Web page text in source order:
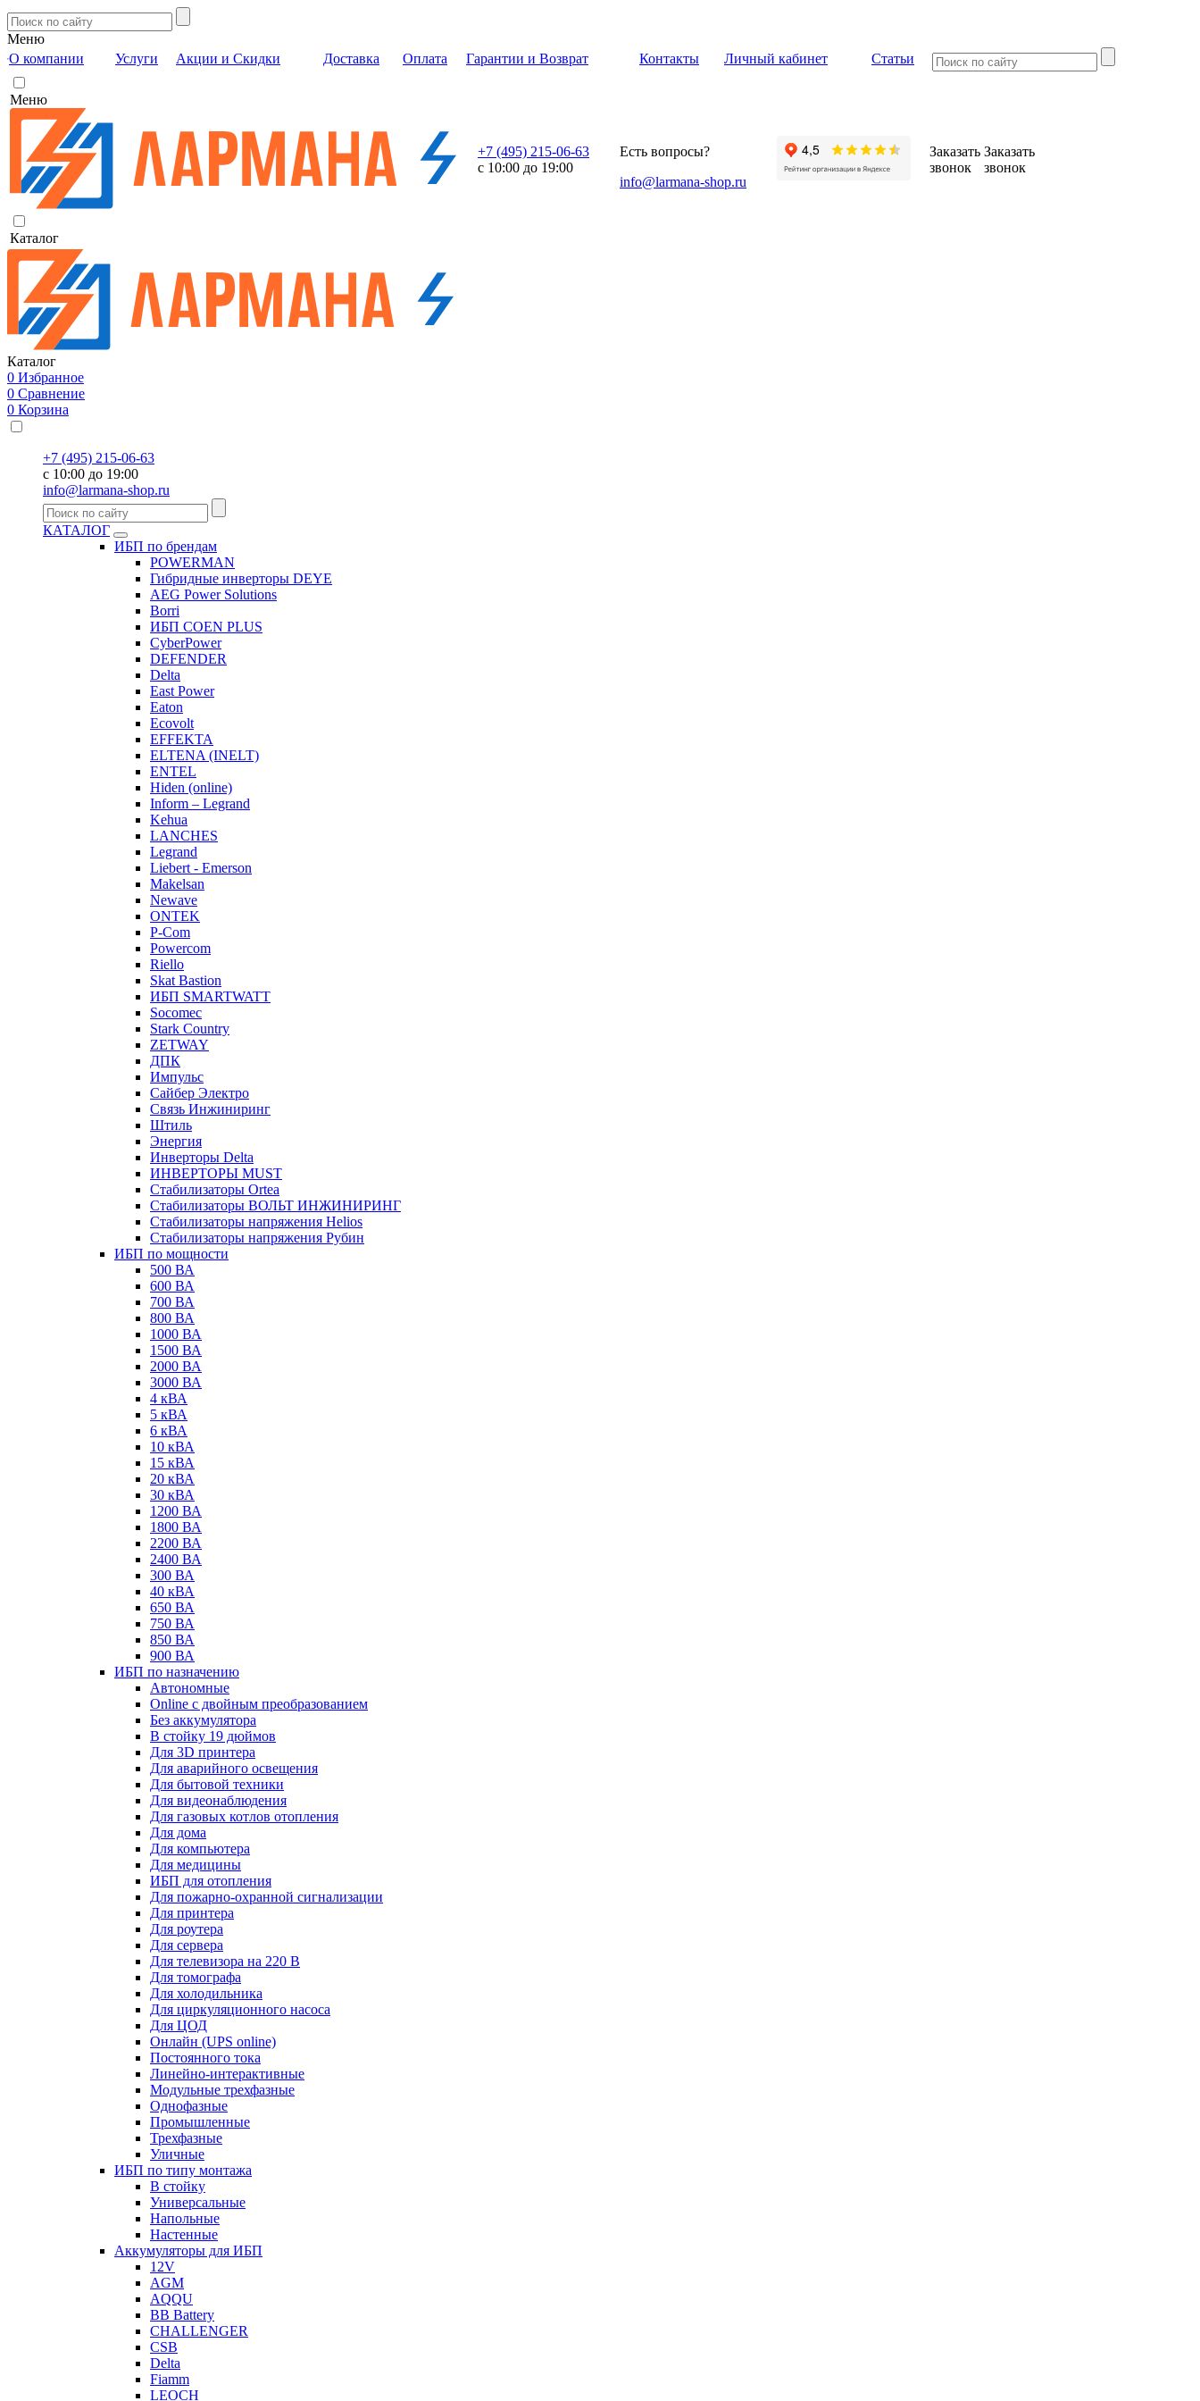
Меню
О компании
Услуги Акции и Скидки Доставка Оплата Гарантии и Возврат Контакты Личный кабинет Статьи
Меню
Каталог
+7 (495) 215-06-63
с 10:00 до 19:00
Есть вопросы?
info@larmana-shop.ru
Заказать
звонок
Заказать
звонок
Каталог
0 Избранное
0 Сравнение
0 Корзина
+7 (495) 215-06-63
с 10:00 до 19:00
info@larmana-shop.ru
КАТАЛОГ
ИБП по брендам
POWERMAN
Гибридные инверторы DEYE
AEG Power Solutions
Borri
ИБП COEN PLUS
CyberPower
DEFENDER
Delta
East Power
Eaton
Ecovolt
EFFEKTA
ELTENA (INELT)
ENTEL
Hiden (online)
Inform – Legrand
Kehua
LANCHES
Legrand
Liebert - Emerson
Makelsan
Newave
ONTEK
P-Com
Powercom
Riello
Skat Bastion
ИБП SMARTWATT
Socomec
Stark Country
ZETWAY
ДПК
Импульс
Сайбер Электро
Связь Инжиниринг
Штиль
Энергия
Инверторы Delta
ИНВЕРТОРЫ MUST
Стабилизаторы Ortea
Стабилизаторы ВОЛЬТ ИНЖИНИРИНГ
Стабилизаторы напряжения Helios
Стабилизаторы напряжения Рубин
ИБП по мощности
500 ВА
600 ВА
700 ВА
800 ВА
1000 ВА
1500 ВА
2000 ВА
3000 ВА
4 кВА
5 кВА
6 кВА
10 кВА
15 кВА
20 кВА
30 кВА
1200 ВА
1800 ВА
2200 ВА
2400 ВА
300 ВА
40 кВА
650 ВА
750 ВА
850 ВА
900 ВА
ИБП по назначению
Автономные
Online с двойным преобразованием
Без аккумулятора
В стойку 19 дюймов
Для 3D принтера
Для аварийного освещения
Для бытовой техники
Для видеонаблюдения
Для газовых котлов отопления
Для дома
Для компьютера
Для медицины
ИБП для отопления
Для пожарно-охранной сигнализации
Для принтера
Для роутера
Для сервера
Для телевизора на 220 В
Для томографа
Для холодильника
Для циркуляционного насоса
Для ЦОД
Онлайн (UPS online)
Постоянного тока
Линейно-интерактивные
Модульные трехфазные
Однофазные
Промышленные
Трехфазные
Уличные
ИБП по типу монтажа
В стойку
Универсальные
Напольные
Настенные
Аккумуляторы для ИБП
12V
AGM
AQQU
BB Battery
CHALLENGER
CSB
Delta
Fiamm
LEOCH